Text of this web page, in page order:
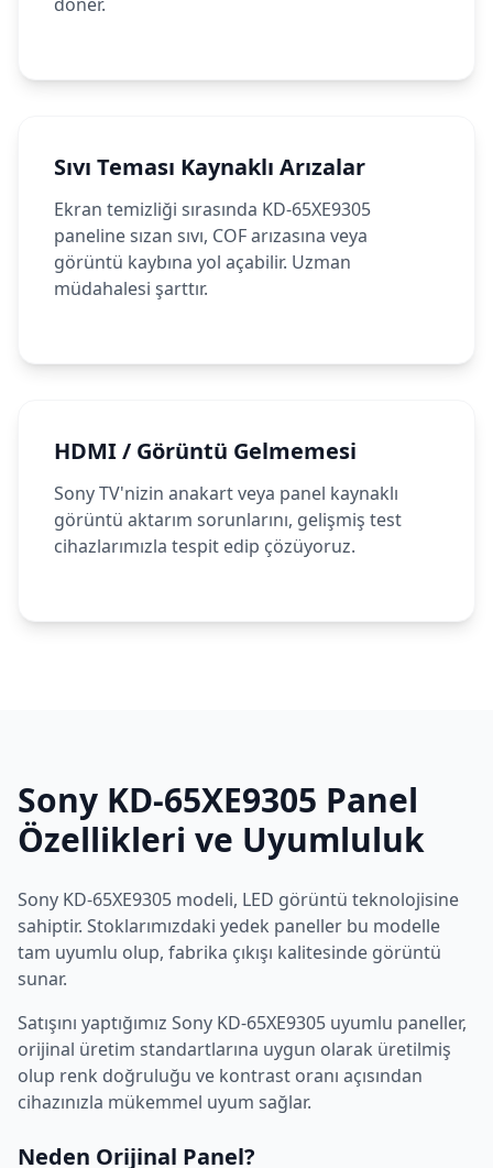
Sıvı Teması Kaynaklı Arızalar
Ekran temizliği sırasında KD-65XE9305
paneline sızan sıvı, COF arızasına veya
görüntü kaybına yol açabilir. Uzman
müdahalesi şarttır.
HDMI / Görüntü Gelmemesi
Sony TV'nizin anakart veya panel kaynaklı
görüntü aktarım sorunlarını, gelişmiş test
cihazlarımızla tespit edip çözüyoruz.
Sony KD-65XE9305 Panel
Özellikleri ve Uyumluluk
Sony KD-65XE9305 modeli, LED görüntü teknolojisine
sahiptir. Stoklarımızdaki yedek paneller bu modelle
tam uyumlu olup, fabrika çıkışı kalitesinde görüntü
sunar.
Satışını yaptığımız Sony KD-65XE9305 uyumlu paneller,
orijinal üretim standartlarına uygun olarak üretilmiş
olup renk doğruluğu ve kontrast oranı açısından
cihazınızla mükemmel uyum sağlar.
Neden Orijinal Panel?